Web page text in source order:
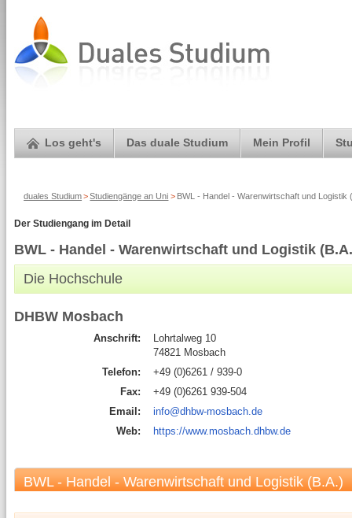
Los geht's Das duale Studium Mein Profil
duales Studium> Studiengänge an Uni > BWL - Handel - Warenwirtschaft und Logistik
Der Studiengang im Detail
BWL - Handel - Warenwirtschaft und Logistik
Die Hochschule
DHBW Mosbach
Anschrift:
Lohrtalweg 10
74821 Mosbach
Telefon:
+49 (0)6261 / 939-0
Fax:
+49 (0)6261 939-504
Email:
info@dhbw-mosbach.de
Web:
https://www.mosbach.dhbw.de
BWL - Handel - Warenwirtschaft und Logistik (B.A.)